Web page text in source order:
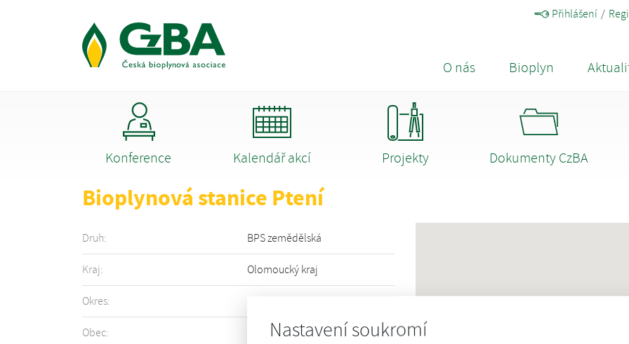
Nastavení soukromí
Přihlášení
O nás Bioplyn
Konference Kalendář akcí Projekty Dokumenty CzBA
Bioplynová stanice Ptení
Druh: BPS zemědělská
Kraj: Olomoucký kraj
Okres:
Obec: